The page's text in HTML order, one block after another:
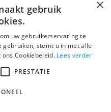
×
gebruik
uw gebruikerservaring te
stemt u in met alle
Cookiebeleid. Lees verder
PRESTATIE